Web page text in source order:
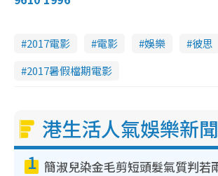
2017電影 電影 娛樂 彼思
2017暑假檔期電影
港生活人氣娛樂新聞
1